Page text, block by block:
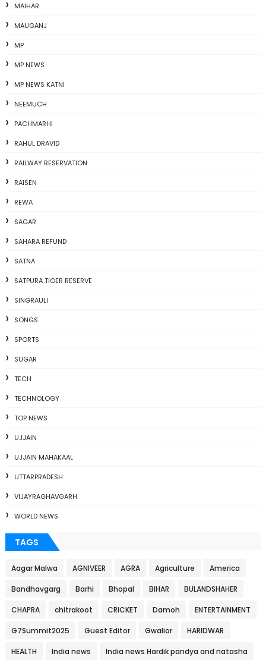
MAIHAR
MAUGANJ
MP
MP NEWS
MP NEWS KATNI
NEEMUCH
PACHMARHI
RAHUL DRAVID
RAILWAY RESERVATION
RAISEN
REWA
SAGAR
SAHARA REFUND
SATNA
SATPURA TIGER RESERVE
SINGRAULI
SONGS
SPORTS
SUGAR
TECH
TECHNOLOGY
TOP NEWS
UJJAIN
UJJAIN MAHAKAAL
UTTARPRADESH
VIJAYRAGHAVGARH
WORLD NEWS
TAGS
Aagar Malwa AGNIVEER AGRA Agriculture America
Bandhavgarg Barhi Bhopal BIHAR BULANDSHAHER
CHAPRA chitrakoot CRICKET Damoh ENTERTAINMENT
G7Summit2025 Guest Editor Gwalior HARIDWAR
HEALTH India news India news Hardik pandya and natasha